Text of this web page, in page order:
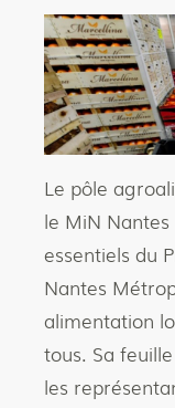
Le pôle
le MiN
essentiels du
Nantes
alimentation
tous. Sa
les